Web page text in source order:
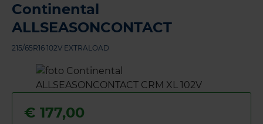
Continental
ALLSEASONCONTACT
215/65R16 102V EXTRALOAD
€ 177,00